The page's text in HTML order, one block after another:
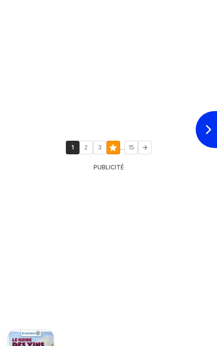
1 2 3 ... 15
PUBLICITÉ